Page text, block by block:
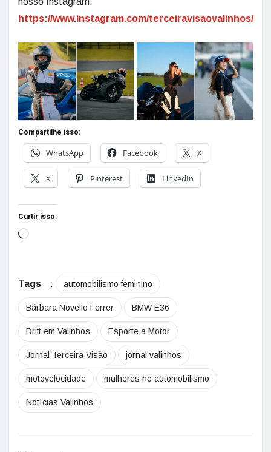
https://www.instagram.com/terceiravisaovalinhos/
Compartilhe isso:
WhatsApp
Facebook X
X Pinterest LinkedIn
Curtir isso:
Tags : automobilismo feminino
Bárbara Novello Ferrer BMW E36
Drift em Valinhos Esporte a Motor
Jornal Terceira Visão jornal valinhos
motovelocidade mulheres no automobilismo
Notícias Valinhos